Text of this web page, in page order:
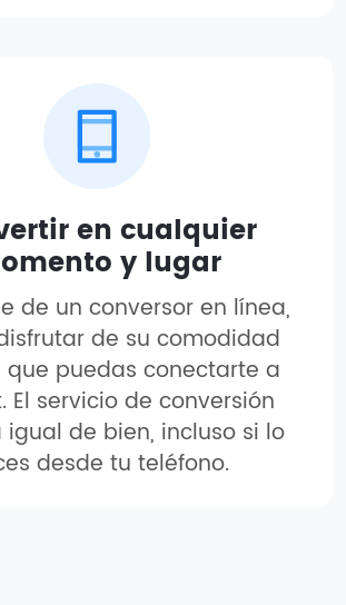
en cualquier
y lugar
de un conversor en línea,
de su comodidad
que puedas conectarte a
El servicio de conversión
de bien, incluso si lo
desde tu teléfono.